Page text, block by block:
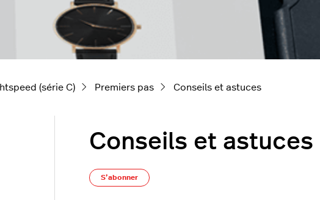
(série C) Premiers pas Conseils et astuces
Conseils et astuces
S’abonner